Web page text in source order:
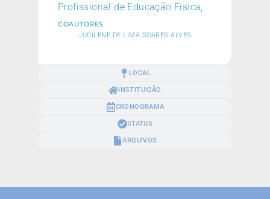
LOCAL
INSTITUIÇÃO
CRONOGRAMA
STATUS
ARQUIVOS
Profissional de Educação Física,
COAUTORES
JUCILENE DE LIMA SOARES ALVES